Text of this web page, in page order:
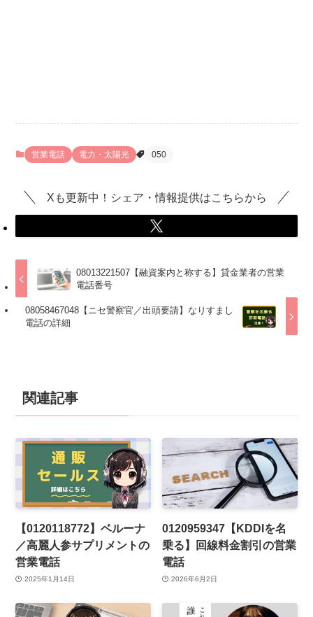
営業電話 電力・太陽光 050
Xも更新中！シェア・情報提供はこちらから
08013221507【融資案内と称する】貸金業者の営業
電話番号
08058467048【ニセ警察官／出頭要請】なりすまし
電話の詳細
関連記事
【0120118772】ベルーナ
／高麗人参サプリメントの
営業電話
2025年1月14日
0120959347【KDDIを名
乗る】回線料金割引の営業
電話
2026年6月2日